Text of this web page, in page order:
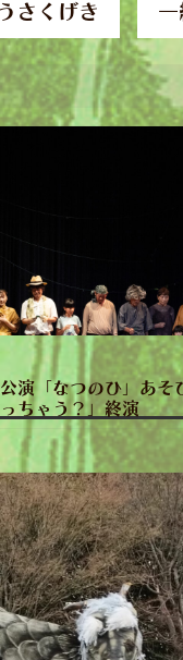
さくげき 一
演「なつのひ」あそ
ちゃう？」終演